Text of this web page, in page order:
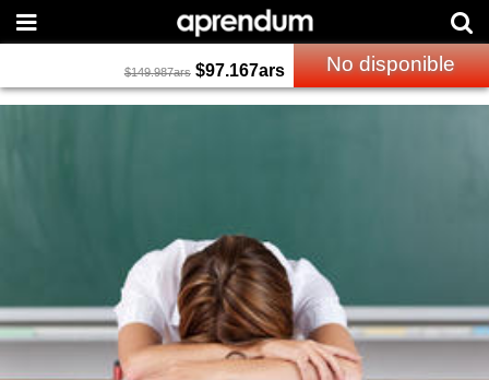
$149.987ars $97.167ars No disponible